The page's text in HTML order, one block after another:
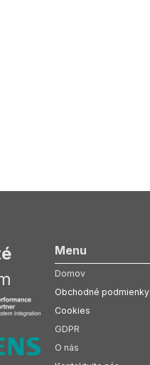
Menu
Domov
Obchodné podmienky
Cookies
GDPR
O nás